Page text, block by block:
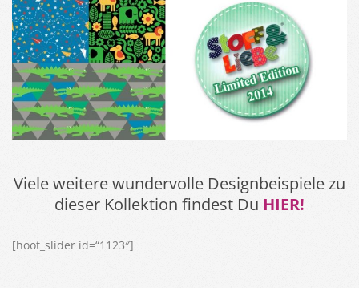
Viele weitere wundervolle Designbeispiele zu
dieser Kollektion findest Du HIER!
[hoot_slider id=“1123″]